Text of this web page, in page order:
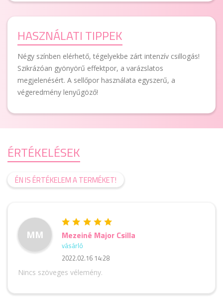
HASZNÁLATI TIPPEK
Négy színben elérhető, tégelyekbe zárt intenzív csillogás!
Szikrázóan gyönyörű effektpor, a varázslatos
megjelenésért. A sellőpor használata egyszerű, a
végeredmény lenyűgöző!
ÉRTÉKELÉSEK
ÉN IS ÉRTÉKELEM A TERMÉKET!
MM Mezeiné Major Csilla
vásárló
2022.02.16 14:28
Nincs szöveges vélemény.